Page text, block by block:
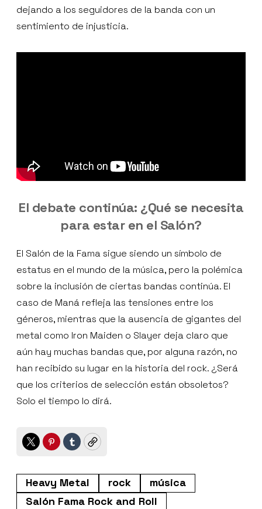
dejando a los seguidores de la banda con un
sentimiento de injusticia.
El debate continúa: ¿Qué se necesita
para estar en el Salón?
El Salón de la Fama sigue siendo un símbolo de
estatus en el mundo de la música, pero la polémica
sobre la inclusión de ciertas bandas continúa. El
caso de Maná refleja las tensiones entre los
géneros, mientras que la ausencia de gigantes del
metal como Iron Maiden o Slayer deja claro que
aún hay muchas bandas que, por alguna razón, no
han recibido su lugar en la historia del rock. ¿Será
que los criterios de selección están obsoletos?
Solo el tiempo lo dirá.
TwitterPinterest
TumblrCopy
Heavy Metal rock
música
Salón Fama Rock and Roll